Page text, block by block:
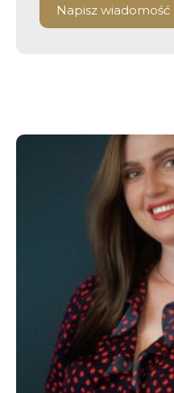
Napisz wiadomość